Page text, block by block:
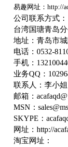
易趣网址：http://
公司联系方式：
台湾国瑭青岛
地址：青岛市
电话： 0532-
手机：
业务QQ ：
联系人：李小姐
邮箱：
MSN ：
SKYPE ：
网址： http://
淘宝网址：